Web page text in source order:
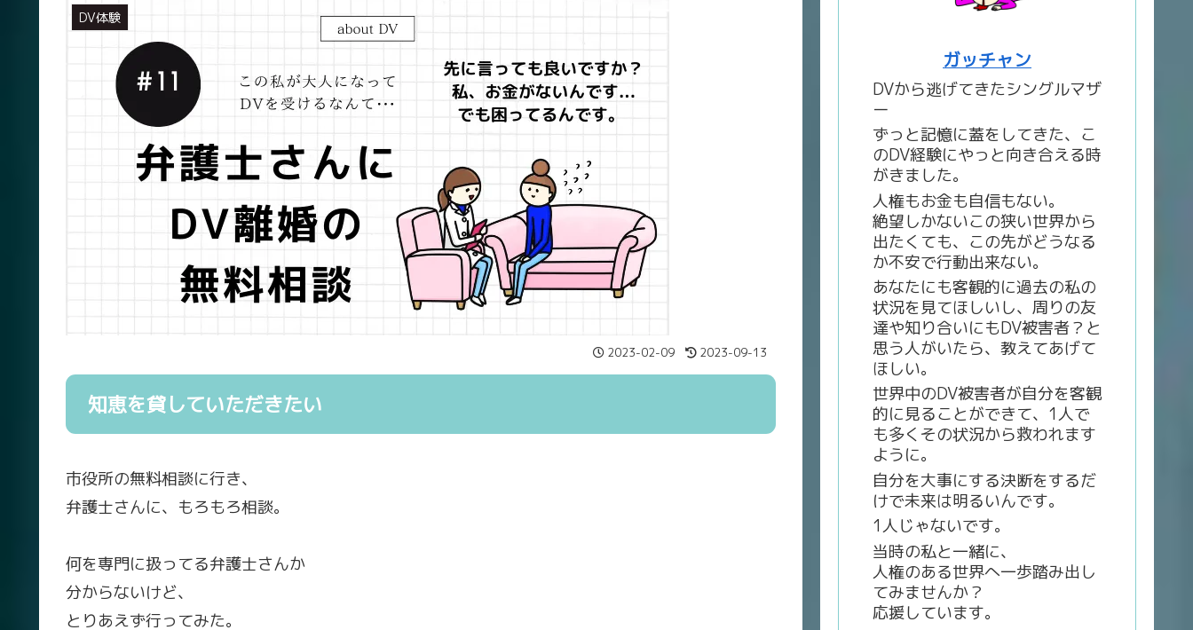
DV体験
2023-02-09 2023-09-13
知恵を貸していただきたい
市役所の無料相談に行き、
弁護士さんに、もろもろ相談。
何を専門に扱ってる弁護士さんか
分からないけど、
とりあえず行ってみた。
ガッチャン
DVから逃げてきたシングルマザ
ー
ずっと記憶に蓋をしてきた、こ
のDV経験にやっと向き合える時
がきました。
人権もお金も自信もない。
絶望しかないこの狭い世界から
出たくても、この先がどうなる
か不安で行動出来ない。
あなたにも客観的に過去の私の
状況を見てほしいし、周りの友
達や知り合いにもDV被害者？と
思う人がいたら、教えてあげて
ほしい。
世界中のDV被害者が自分を客観
的に見ることができて、1人で
も多くその状況から救われます
ように。
自分を大事にする決断をするだ
けで未来は明るいんです。
1人じゃないです。
当時の私と一緒に、
人権のある世界へ一歩踏み出し
てみませんか？
応援しています。